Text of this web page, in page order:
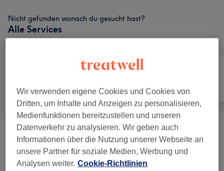
Nicht gefunden wonach du gesucht hast?
Alle Services
Haarentfernung
Wimpern Styling ( 5)
Beartung
Wir verwenden eigene Cookies und Cookies von
Dritten, um Inhalte und Anzeigen zu personalisieren,
Medienfunktionen bereitzustellen und unseren
Datenverkehr zu analysieren. Wir geben auch
Informationen über die Nutzung unserer Webseite an
unsere Partner für soziale Medien, Werbung und
Analysen weiter. Cookie-Richtlinien